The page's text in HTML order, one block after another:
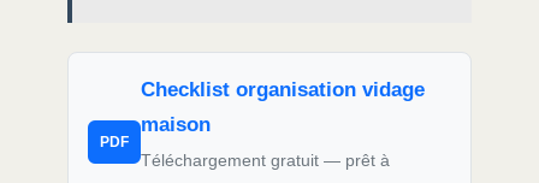
PDF
Checklist organisation vidage
maison
Téléchargement gratuit — prêt à